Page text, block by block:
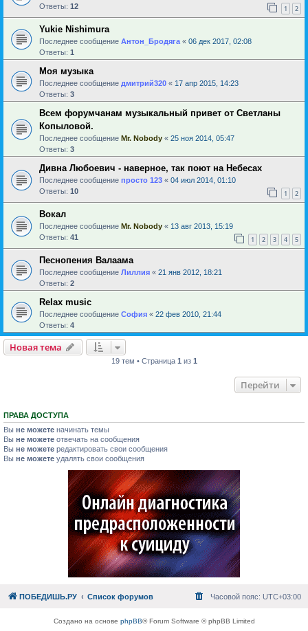
Ответы: 12 1 2
Yukie Nishimura
Последнее сообщение Антон_Бродяга « 06 дек 2017, 02:08
Ответы: 1
Моя музыка
Последнее сообщение дмитрий320 « 17 апр 2015, 14:23
Ответы: 3
Всем форумчанам музыкальный привет от Светланы
Копыловой.
Последнее сообщение Mr. Nobody « 25 ноя 2014, 05:47
Ответы: 3
Дивна Любоевич - наверное, так поют на Небесах
Последнее сообщение просто 123 « 04 июл 2014, 01:10
Ответы: 10 1 2
Вокал
Последнее сообщение Mr. Nobody « 13 авг 2013, 15:19
Ответы: 41 1 2 3 4 5
Песнопения Валаама
Последнее сообщение Лиллия « 21 янв 2012, 18:21
Ответы: 2
Relax music
Последнее сообщение София « 22 фев 2010, 21:44
Ответы: 4
Новая тема
19 тем • Страница 1 из 1
Перейти
ПРАВА ДОСТУПА
Вы не можете начинать темы
Вы не можете отвечать на сообщения
Вы не можете редактировать свои сообщения
Вы не можете удалять свои сообщения
ПОБЕДИШЬ.РУ Список форумов Часовой пояс: UTC+03:00
Создано на основе phpBB® Forum Software © phpBB Limited